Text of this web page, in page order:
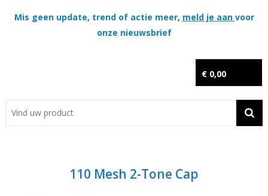
Mis geen update, trend of actie meer, meld je aan voor
onze nieuwsbrief
€ 0,00
Contact
Wil je snel een advies? Bel nu 053-7920045 of 06-55731304
110 Mesh 2-Tone Cap